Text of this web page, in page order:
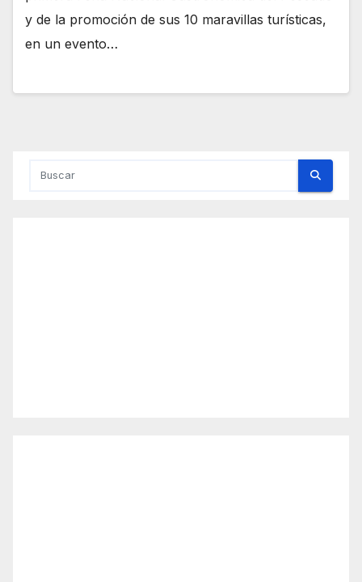
y de la promoción de sus 10 maravillas turísticas,
en un evento…